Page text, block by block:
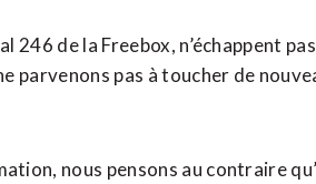
de la Freebox, n’échappent
parvenons pas à toucher de
nous pensons au contraire